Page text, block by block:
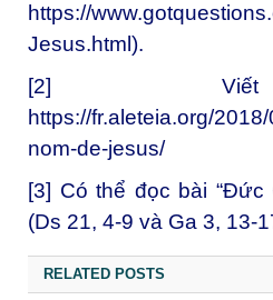
https://
Jesus.html).
[2] Viết
https://fr.aleteia.org/
nom-de-jesus/
[3] Có thể đọc bài “Đức
(Ds 21, 4-9 và Ga 3, 13-
RELATED POSTS